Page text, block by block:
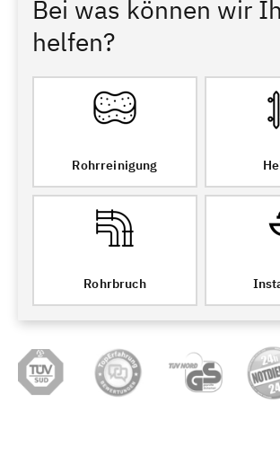
Bei was können wir
helfen?
Rohrreinigung
Rohrbruch